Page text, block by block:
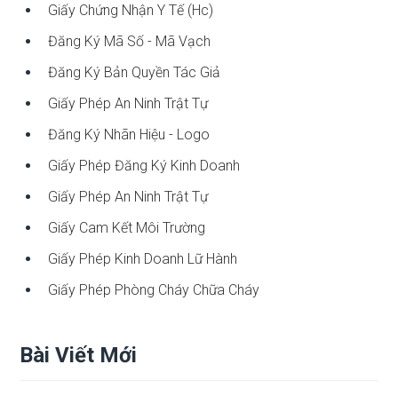
Giấy Chứng Nhận Y Tế (hc)
Đăng Ký Mã Số - Mã Vạch
Đăng Ký Bản Quyền Tác Giả
Giấy Phép An Ninh Trật Tự
Đăng Ký Nhãn Hiệu - Logo
Giấy Phép Đăng Ký Kinh Doanh
Giấy Phép An Ninh Trật Tự
Giấy Cam Kết Môi Trường
Giấy Phép Kinh Doanh Lữ Hành
Giấy Phép Phòng Cháy Chữa Cháy
Bài Viết Mới